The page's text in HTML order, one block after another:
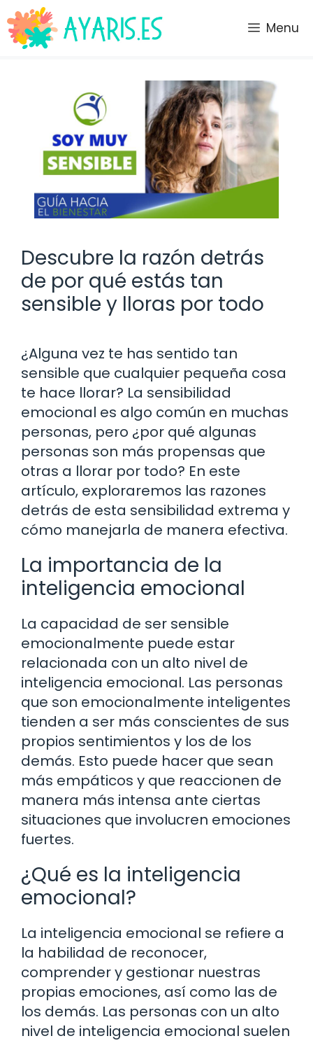
Saltar
al
contenido
Menu
Descubre la razón detrás
de por qué estás tan
sensible y lloras por todo
¿Alguna vez te has sentido tan
sensible que cualquier pequeña cosa
te hace llorar? La sensibilidad
emocional es algo común en muchas
personas, pero ¿por qué algunas
personas son más propensas que
otras a llorar por todo? En este
artículo, exploraremos las razones
detrás de esta sensibilidad extrema y
cómo manejarla de manera efectiva.
La importancia de la
inteligencia emocional
La capacidad de ser sensible
emocionalmente puede estar
relacionada con un alto nivel de
inteligencia emocional. Las personas
que son emocionalmente inteligentes
tienden a ser más conscientes de sus
propios sentimientos y los de los
demás. Esto puede hacer que sean
más empáticos y que reaccionen de
manera más intensa ante ciertas
situaciones que involucren emociones
fuertes.
¿Qué es la inteligencia
emocional?
La inteligencia emocional se refiere a
la habilidad de reconocer,
comprender y gestionar nuestras
propias emociones, así como las de
los demás. Las personas con un alto
nivel de inteligencia emocional suelen